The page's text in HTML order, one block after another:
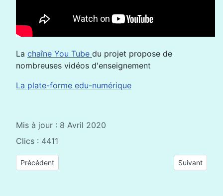
La chaîne You Tube du projet propose de
nombreuses vidéos d'enseignement
La plate-forme edu-numérique
Mis à jour : 8 Avril 2020
Clics : 4411
Article précédent : Le Maroc a lancé le 16 mars l'opération
Précédent Article
Suivant